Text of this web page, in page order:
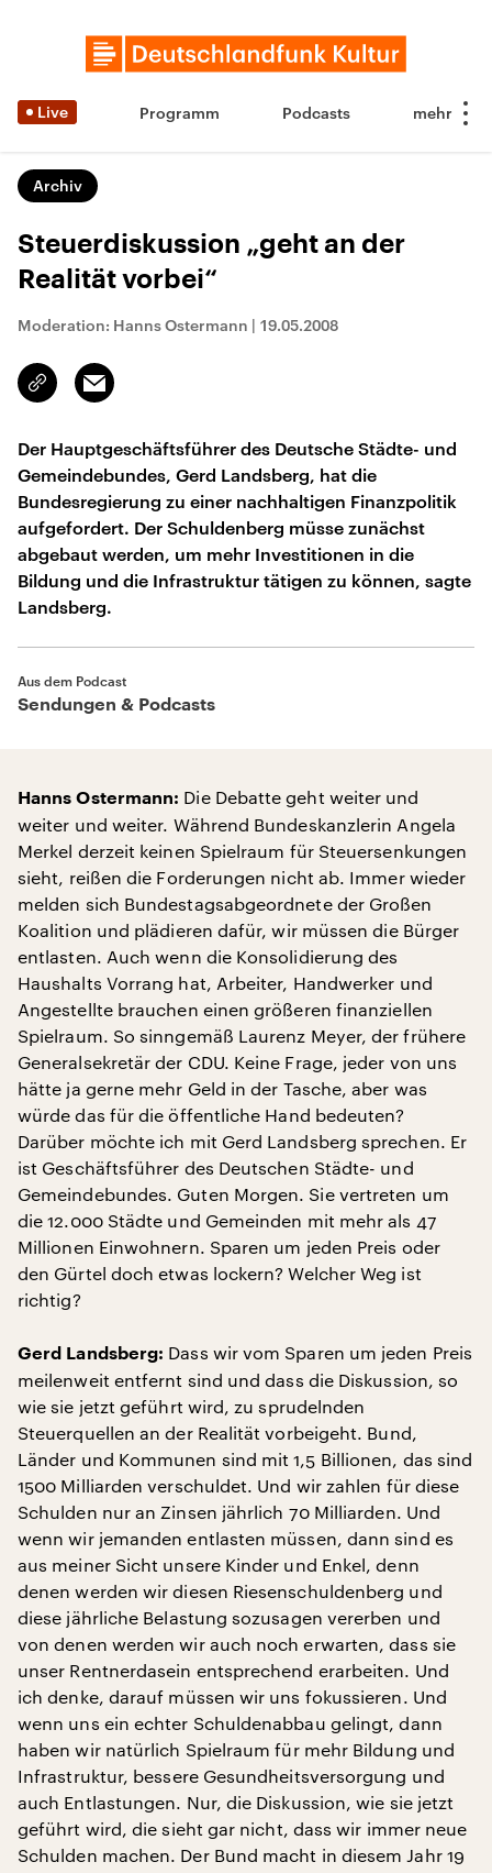
Live Programm Podcasts
Archiv
Steuerdiskussion „geht an der
Realität vorbei“
Moderation: Hanns Ostermann | 19.05.2008
Link
kopieren/teilen
Email
Der Hauptgeschäftsführer des Deutsche Städte- und
Gemeindebundes, Gerd Landsberg, hat die
Bundesregierung zu einer nachhaltigen Finanzpolitik
aufgefordert. Der Schuldenberg müsse zunächst
abgebaut werden, um mehr Investitionen in die
Bildung und die Infrastruktur tätigen zu können, sagte
Landsberg.
Aus dem Podcast
Sendungen & Podcasts
Hanns Ostermann: Die Debatte geht weiter und
weiter und weiter. Während Bundeskanzlerin Angela
Merkel derzeit keinen Spielraum für Steuersenkungen
sieht, reißen die Forderungen nicht ab. Immer wieder
melden sich Bundestagsabgeordnete der Großen
Koalition und plädieren dafür, wir müssen die Bürger
entlasten. Auch wenn die Konsolidierung des
Haushalts Vorrang hat, Arbeiter, Handwerker und
Angestellte brauchen einen größeren finanziellen
Spielraum. So sinngemäß Laurenz Meyer, der frühere
Generalsekretär der CDU. Keine Frage, jeder von uns
hätte ja gerne mehr Geld in der Tasche, aber was
würde das für die öffentliche Hand bedeuten?
Darüber möchte ich mit Gerd Landsberg sprechen. Er
ist Geschäftsführer des Deutschen Städte- und
Gemeindebundes. Guten Morgen. Sie vertreten um
die 12.000 Städte und Gemeinden mit mehr als 47
Millionen Einwohnern. Sparen um jeden Preis oder
den Gürtel doch etwas lockern? Welcher Weg ist
richtig?
Gerd Landsberg: Dass wir vom Sparen um jeden Preis
meilenweit entfernt sind und dass die Diskussion, so
wie sie jetzt geführt wird, zu sprudelnden
Steuerquellen an der Realität vorbeigeht. Bund,
Länder und Kommunen sind mit 1,5 Billionen, das sind
1500 Milliarden verschuldet. Und wir zahlen für diese
Schulden nur an Zinsen jährlich 70 Milliarden. Und
wenn wir jemanden entlasten müssen, dann sind es
aus meiner Sicht unsere Kinder und Enkel, denn
denen werden wir diesen Riesenschuldenberg und
diese jährliche Belastung sozusagen vererben und
von denen werden wir auch noch erwarten, dass sie
unser Rentnerdasein entsprechend erarbeiten. Und
ich denke, darauf müssen wir uns fokussieren. Und
wenn uns ein echter Schuldenabbau gelingt, dann
haben wir natürlich Spielraum für mehr Bildung und
Infrastruktur, bessere Gesundheitsversorgung und
auch Entlastungen. Nur, die Diskussion, wie sie jetzt
geführt wird, die sieht gar nicht, dass wir immer neue
Schulden machen. Der Bund macht in diesem Jahr 19